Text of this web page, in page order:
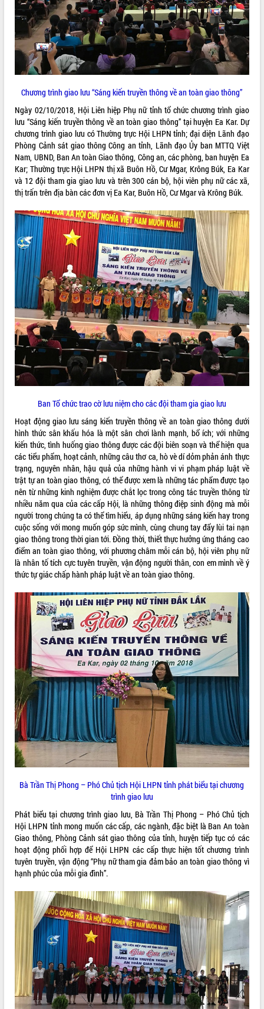
ĐIỂM TIN VĂN BẢN
QUY HOẠCH - KẾ HOẠCH
VIDEO
Không có file video nào để phát.
ALBUM ẢNH
LIÊN KẾT WEB
THỐNG KÊ TRUY CẬP
Hôm nay: 10566
Tất cả: 66055889
Chương trình giao lưu “Sáng kiến truyền thông về an toàn giao thông”
Ngày 02/10/2018, Hội Liên hiệp Phụ nữ tỉnh tổ chức chương trình giao
lưu “Sáng kiến truyền thông về an toàn giao thông” tại huyện Ea Kar. Dự
chương trình giao lưu có Thường trực Hội LHPN tỉnh; đại diện Lãnh đạo
Phòng Cảnh sát giao thông Công an tỉnh, Lãnh đạo Ủy ban MTTQ Việt
Nam, UBND, Ban An toàn Giao thông, Công an, các phòng, ban huyện Ea
Kar; Thường trực Hội LHPN thị xã Buôn Hồ, Cư Mgar, Krông Búk, Ea Kar
và 12 đội tham gia giao lưu và trên 300 cán bộ, hội viên phụ nữ các xã,
thị trấn trên địa bàn các đơn vị Ea Kar, Buôn Hồ, Cư Mgar và Krông Búk.
Ban Tổ chức trao cờ lưu niệm cho các đội tham gia giao lưu
Hoạt động giao lưu sáng kiến truyền thông về an toàn giao thông dưới
hình thức sân khấu hóa là một sân chơi lành mạnh, bổ ích; với những
kiến thức, tình huống giao thông được các đội biên soạn và thể hiện qua
các tiểu phẩm, hoạt cảnh, những câu thơ ca, hò vè dí dỏm phản ánh thực
trạng, nguyên nhân, hậu quả của những hành vi vi phạm pháp luật về
trật tự an toàn giao thông, có thể được xem là những tác phẩm được tạo
nên từ những kinh nghiệm được chắt lọc trong công tác truyền thông từ
nhiều năm qua của các cấp Hội, là những thông điệp sinh động mà mỗi
người trong chúng ta có thể tìm hiểu, áp dụng những sáng kiến hay trong
cuộc sống với mong muốn góp sức mình, cùng chung tay đẩy lùi tai nạn
giao thông trong thời gian tới. Đồng thời, thiết thực hưởng ứng tháng cao
điểm an toàn giao thông, với phương châm mỗi cán bộ, hội viên phụ nữ
là nhân tố tích cực tuyên truyền, vận động người thân, con em mình về ý
thức tự giác chấp hành pháp luật về an toàn giao thông.
Bà Trần Thị Phong – Phó Chủ tịch Hội LHPN tỉnh phát biểu tại chương
trình giao lưu
Phát biểu tại chương trình giao lưu, Bà Trần Thị Phong – Phó Chủ tịch
Hội LHPN tỉnh mong muốn các cấp, các ngành, đặc biệt là Ban An toàn
Giao thông, Phòng Cảnh sát giao thông của tỉnh, huyện tiếp tục có các
hoạt động phối hợp để Hội LHPN các cấp thực hiện tốt chương trình
tuyên truyền, vận động “Phụ nữ tham gia đảm bảo an toàn giao thông vì
hạnh phúc của mỗi gia đình”.